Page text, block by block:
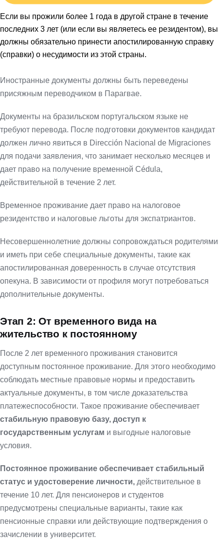
Если вы прожили более 1 года в другой стране в течение
последних 3 лет (или если вы являетесь ее резидентом), вы
должны обязательно принести апостилированную справку
(справки) о несудимости из этой страны.
Иностранные документы должны быть переведены
присяжным переводчиком в Парагвае.
Документы на бразильском португальском языке не
требуют перевода. После подготовки документов кандидат
должен лично явиться в Dirección Nacional de Migraciones
для подачи заявления, что занимает несколько месяцев и
дает право на получение временной Cédula,
действительной в течение 2 лет.
Временное проживание дает право на налоговое
резидентство и налоговые льготы для экспатриантов.
Несовершеннолетние должны сопровождаться родителями
и иметь при себе специальные документы, такие как
апостилированная доверенность в случае отсутствия
опекуна. В зависимости от профиля могут потребоваться
дополнительные документы.
Этап 2: От временного вида на
жительство к постоянному
После 2 лет временного проживания становится
доступным постоянное проживание. Для этого необходимо
соблюдать местные правовые нормы и предоставить
актуальные документы, в том числе доказательства
платежеспособности. Такое проживание обеспечивает
стабильную правовую базу, доступ к
государственным услугам и выгодные налоговые
условия.
Постоянное проживание обеспечивает стабильный
статус и удостоверение личности, действительное в
течение 10 лет. Для пенсионеров и студентов
предусмотрены специальные варианты, такие как
пенсионные справки или действующие подтверждения о
зачислении в университет.